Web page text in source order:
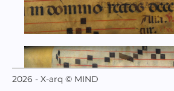
2026 - X-arq © MIND